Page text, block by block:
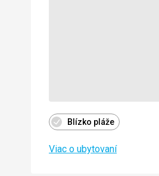
Blízko pláže
Viac o ubytovaní